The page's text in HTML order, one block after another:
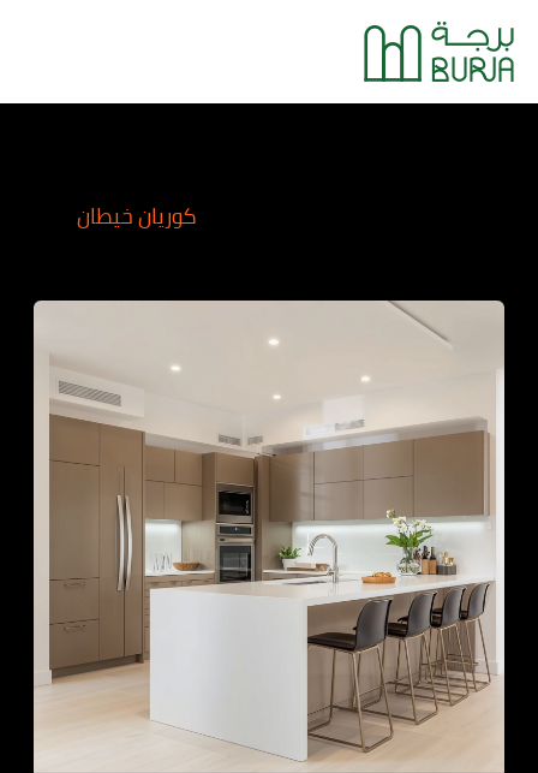
تخطي
إلى
المحتوى
كوريان خيطان